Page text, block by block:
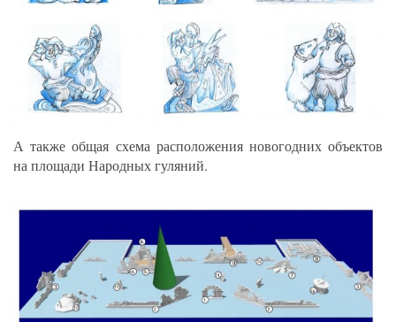
А также общая схема расположения новогодних объектов
на площади Народных гуляний.